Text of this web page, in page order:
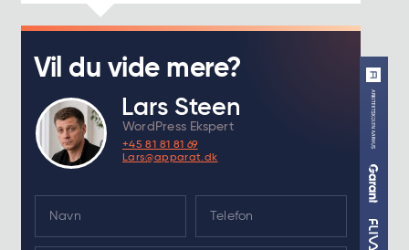
Vil du vide mere?
Lars Steen
WordPress Ekspert
+45 81 81 81 69
Lars@apparat.dk
m